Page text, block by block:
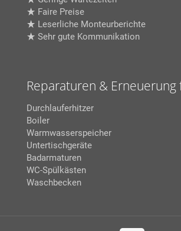
Faire Preise
Leserliche Monteurberichte
Sehr gute Kommunikation
Reparaturen & Erneuerung
Durchlauferhitzer
Boiler
Warmwasserspeicher
Untertischgeräte
Badarmaturen
WC-Spülkästen
Waschbecken